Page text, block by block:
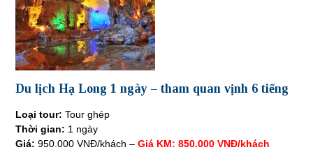
Du lịch Hạ Long 1 ngày – tham quan vịnh 6 tiếng
Loại tour:Tour ghép
Thời gian: 1 ngày
Giá:950.000 VNĐ/khách –Giá KM: 850.000 VNĐ/khách